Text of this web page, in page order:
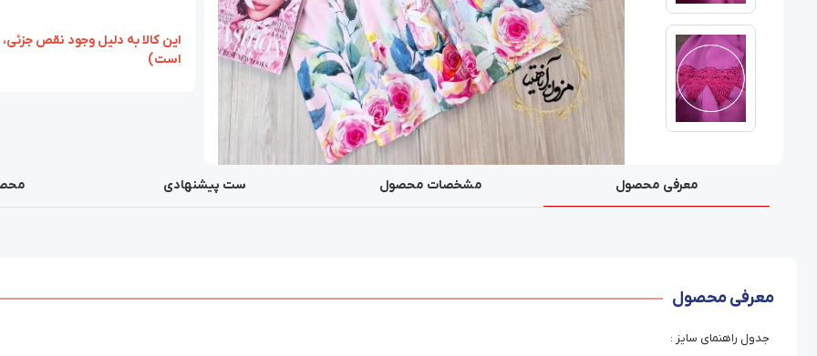
‏‫این کالا به دلیل وجود نقص
است)
معرفی محصول مشخصات محصول ست پیشنهادی
معرفی محصول
جدول راهنمای سایز :